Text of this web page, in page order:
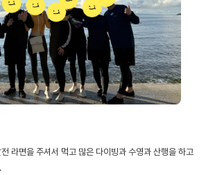
라면을 주셔서 먹고 많은 다이빙과 수영과 산행을 하고